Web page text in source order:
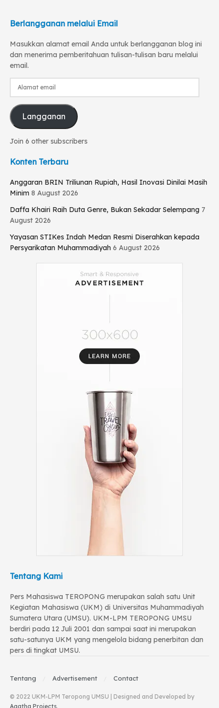
Berlangganan melalui Email
Masukkan alamat email Anda untuk berlangganan blog ini
dan menerima pemberitahuan tulisan-tulisan baru melalui
email.
Alamat
Langganan
Join 6 other subscribers
Konten Terbaru
Anggaran BRIN Triliunan Rupiah, Hasil Inovasi Dinilai Masih
Minim 8 August 2026
Daffa Khairi Raih Duta Genre, Bukan Sekadar Selempang 7
August 2026
Yayasan STIKes Indah Medan Resmi Diserahkan kepada
Persyarikatan Muhammadiyah 6 August 2026
Tentang Kami
Pers Mahasiswa TEROPONG merupakan salah satu Unit
Kegiatan Mahasiswa (UKM) di Universitas Muhammadiyah
Sumatera Utara (UMSU). UKM-LPM TEROPONG UMSU
berdiri pada 12 Juli 2001 dan sampai saat ini merupakan
satu-satunya UKM yang mengelola bidang penerbitan dan
pers di tingkat UMSU.
Tentang Advertisement Contact
© 2022 UKM-LPM Teropong UMSU | Designed and Developed by
Agatha Projects.